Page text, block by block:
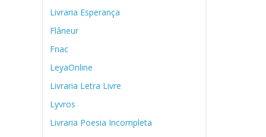
Livraria Esperança
Flâneur
Fnac
LeyaOnline
Livraria Letra Livre
Lyvros
Livraria Poesia Incompleta